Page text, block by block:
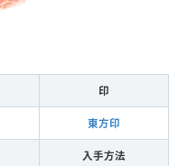
印
東方印
入手方法